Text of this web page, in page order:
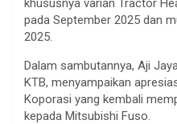
khususnya varian Tractor
pada September 2025 dan
2025.
Dalam sambutannya, Aji
KTB, menyampaikan
Koporasi yang kembali
kepada Mitsubishi Fuso.